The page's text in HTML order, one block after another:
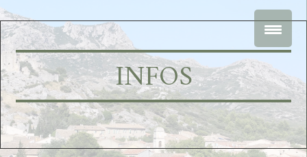
INFOS